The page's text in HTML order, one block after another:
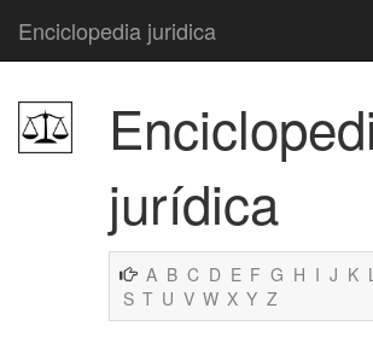
Enciclopedia juridica
jurídica
A B C D E F G H I J K
S T U V W X Y Z